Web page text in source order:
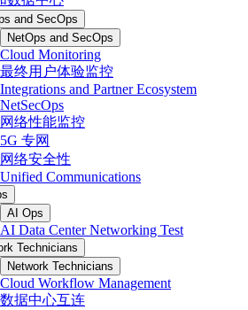
and SecOps
NetOps and SecOps
Cloud Monitoring
最终用户体验监控
Integrations and Partner Ecosystem
NetSecOps
网络性能监控
5G 专网
网络安全性
Unified Communications
AI Ops
AI Data Center Networking Test
Technicians
Network Technicians
Cloud Workflow Management
数据中心互连